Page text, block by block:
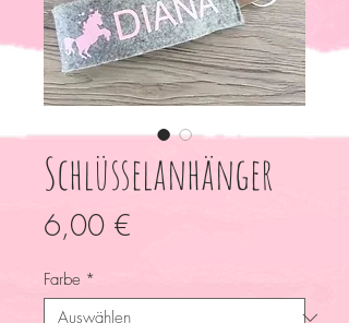
Schlüsselanhänger
6,00 €
Farbe *